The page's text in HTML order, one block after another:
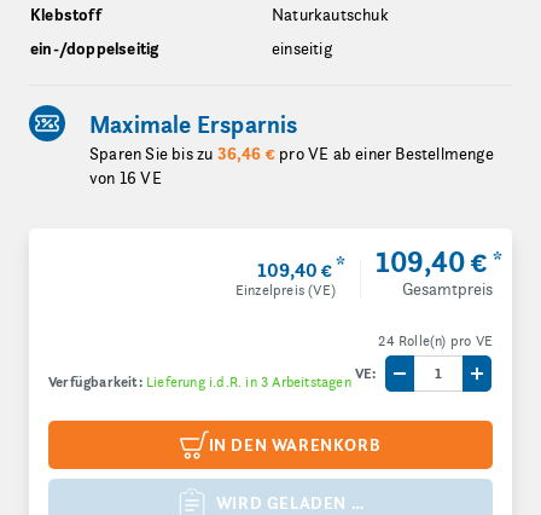
Klebstoff
Naturkautschuk
ein-/doppelseitig
einseitig
Maximale Ersparnis
Sparen Sie bis zu 36,46 € pro VE ab einer Bestellmenge
von 16 VE
109,40 €*
Einzelpreis (VE)
109,40 € *
Gesamtpreis
Verfügbarkeit: Lieferung i.d.R. in 3 Arbeitstagen
24 Rolle(n) pro VE
VE:
Menge um eine
Menge
IN DEN WARENKORB
WIRD GELADEN …